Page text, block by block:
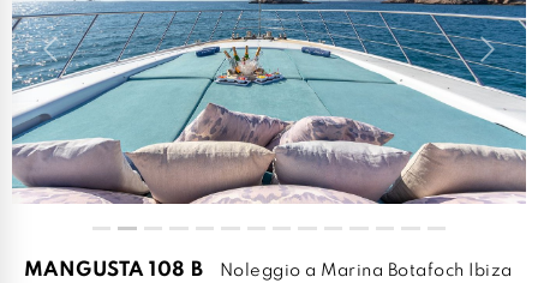
Previous Next
MANGUSTA 108 B Noleggio a Marina Botafoch Ibiza